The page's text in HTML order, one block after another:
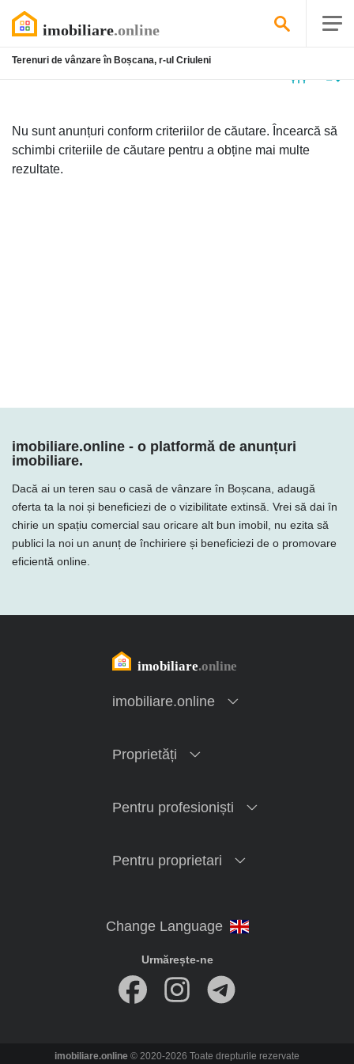
Terenuri de vânzare în Boșcana, r-ul Criuleni
Nu sunt anunțuri conform criteriilor de căutare. Încearcă să
schimbi criteriile de căutare pentru a obține mai multe
rezultate.
imobiliare.online - o platformă de anunțuri
imobiliare.
Dacă ai un teren sau o casă de vânzare în Boșcana, adaugă
oferta ta la noi și beneficiezi de o vizibilitate extinsă. Vrei să dai în
chirie un spațiu comercial sau oricare alt bun imobil, nu ezita să
publici la noi un anunț de închiriere și beneficiezi de o promovare
eficientă online.
imobiliare.online
Proprietăți
Pentru profesioniști
Pentru proprietari
Urmărește-ne
imobiliare.online © 2020-2026 Toate drepturile rezervate